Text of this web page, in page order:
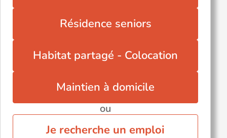
Résidence seniors
Habitat partagé - Colocation
Maintien à domicile
ou
Je recherche un emploi